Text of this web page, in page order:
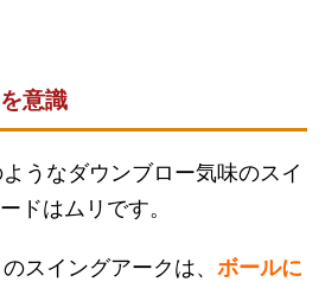
意識
うなダウンブロー気味のスイ
ドはムリです。
スイングアークは、 ボールに